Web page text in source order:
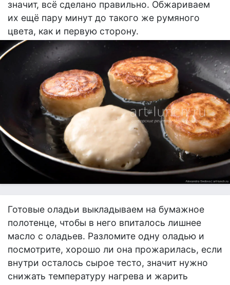
значит, всё сделано правильно. Обжариваем
их ещё пару минут до такого же румяного
цвета, как и первую сторону.
Готовые оладьи выкладываем на бумажное
полотенце, чтобы в него впиталось лишнее
масло с оладьев. Разломите одну оладью и
посмотрите, хорошо ли она прожарилась, если
внутри осталось сырое тесто, значит нужно
снижать температуру нагрева и жарить